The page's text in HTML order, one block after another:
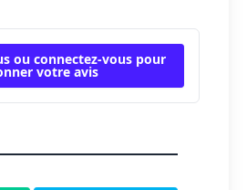
ou connectez-vous pour
votre avis